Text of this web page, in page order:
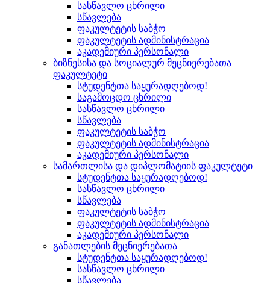
სასწავლო ცხრილი
სწავლება
ფაკულტეტის საბჭო
ფაკულტეტის ადმინისტრაცია
აკადემიური პერსონალი
ბიზნესისა და სოციალურ მეცნიერებათა
ფაკულტეტი
სტუდენტთა საყურადღებოდ!
საგამოცდო ცხრილი
სასწავლო ცხრილი
სწავლება
ფაკულტეტის საბჭო
ფაკულტეტის ადმინისტრაცია
აკადემიური პერსონალი
სამართლისა და დიპლომატიის ფაკულტეტი
სტუდენტთა საყურადღებოდ!
სასწავლო ცხრილი
სწავლება
ფაკულტეტის საბჭო
ფაკულტეტის ადმინისტრაცია
აკადემიური პერსონალი
განათლების მეცნიერებათა
სტუდენტთა საყურადღებოდ!
სასწავლო ცხრილი
სწავლება